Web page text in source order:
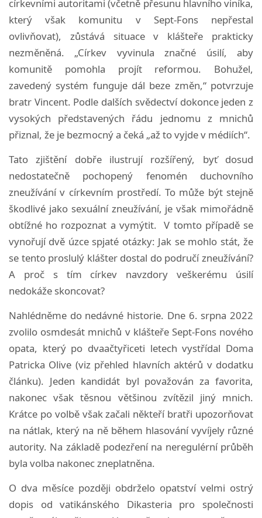
církevními autoritami (včetně přesunu hlavního viníka,
který však komunitu v Sept-Fons nepřestal
ovlivňovat), zůstává situace v klášteře prakticky
nezměněná. „Církev vyvinula značné úsilí, aby
komunitě pomohla projít reformou. Bohužel,
zavedený systém funguje dál beze změn,“ potvrzuje
bratr Vincent. Podle dalších svědectví dokonce jeden z
vysokých představených řádu jednomu z mnichů
přiznal, že je bezmocný a čeká „až to vyjde v médiích“.
Tato zjištění dobře ilustrují rozšířený, byť dosud
nedostatečně pochopený fenomén duchovního
zneužívání v církevním prostředí. To může být stejně
škodlivé jako sexuální zneužívání, je však mimořádně
obtížné ho rozpoznat a vymýtit. V tomto případě se
vynořují dvě úzce spjaté otázky: Jak se mohlo stát, že
se tento proslulý klášter dostal do područí zneužívání?
A proč s tím církev navzdory veškerému úsilí
nedokáže skoncovat?
Nahlédněme do nedávné historie. Dne 6. srpna 2022
zvolilo osmdesát mnichů v klášteře Sept-Fons nového
opata, který po dvaačtyřiceti letech vystřídal Doma
Patricka Olive (viz přehled hlavních aktérů v dodatku
článku). Jeden kandidát byl považován za favorita,
nakonec však těsnou většinou zvítězil jiný mnich.
Krátce po volbě však začali někteří bratři upozorňovat
na nátlak, který na ně během hlasování vyvíjely různé
autority. Na základě podezření na neregulérní průběh
byla volba nakonec zneplatněna.
O dva měsíce později obdrželo opatství velmi ostrý
dopis od vatikánského Dikasteria pro společnosti